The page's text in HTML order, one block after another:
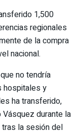
1,500
regionales
de la compra
nacional.
no tendría
hospitales y
ha transferido,
Vásquez durante la
la sesión del